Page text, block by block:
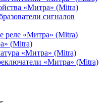
«Митра» (Mitra)
сигналов
реле «Митра» (Mitra)
(Mitra)
«Митра» (Mitra)
«Митра» (Mitra)